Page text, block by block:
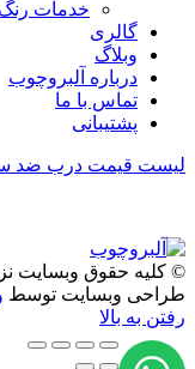
خدمات
گالری
وبلاگ
درباره آلبروچوب
تماس با ما
پشتیبانی
لیست قیمت درب ضد
© کلیه حقوق وبسایت
طراحی وبسایت توسط
رفتن به بالا